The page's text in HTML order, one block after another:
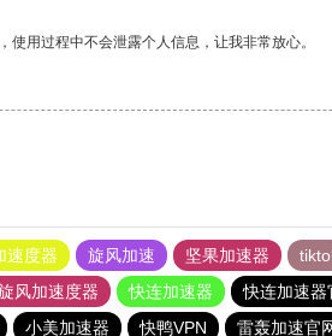
使用过程中不会泄露个人信息，让我非常放心。
速度器 旋风加速 坚果加速器
风加速度器 快连加速器 快连加速器
小美加速器 快鸭VPN 雷轰加速官